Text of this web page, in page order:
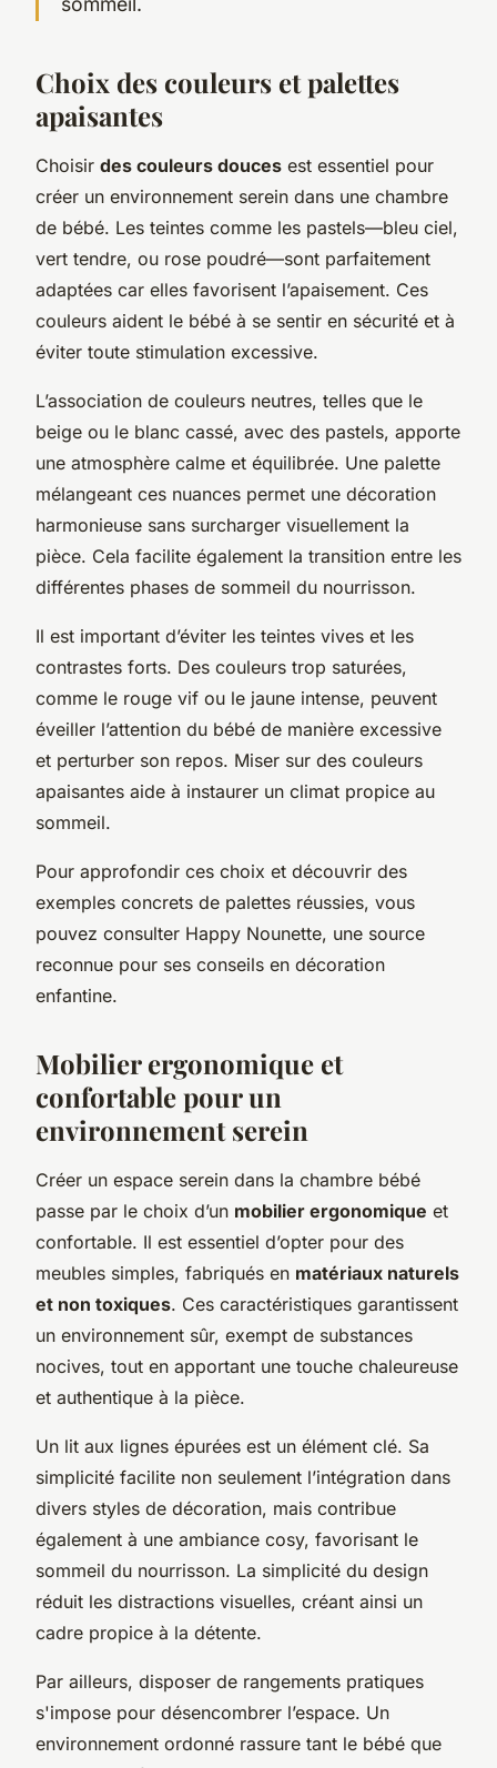
Choix des couleurs et palettes
apaisantes
Choisir des couleurs douces est essentiel pour
créer un environnement serein dans une chambre
de bébé. Les teintes comme les pastels—bleu ciel,
vert tendre, ou rose poudré—sont parfaitement
adaptées car elles favorisent l’apaisement. Ces
couleurs aident le bébé à se sentir en sécurité et à
éviter toute stimulation excessive.
L’association de couleurs neutres, telles que le
beige ou le blanc cassé, avec des pastels, apporte
une atmosphère calme et équilibrée. Une palette
mélangeant ces nuances permet une décoration
harmonieuse sans surcharger visuellement la
pièce. Cela facilite également la transition entre les
différentes phases de sommeil du nourrisson.
Il est important d’éviter les teintes vives et les
contrastes forts. Des couleurs trop saturées,
comme le rouge vif ou le jaune intense, peuvent
éveiller l’attention du bébé de manière excessive
et perturber son repos. Miser sur des couleurs
apaisantes aide à instaurer un climat propice au
sommeil.
Pour approfondir ces choix et découvrir des
exemples concrets de palettes réussies, vous
pouvez consulter Happy Nounette, une source
reconnue pour ses conseils en décoration
enfantine.
Mobilier ergonomique et
confortable pour un
environnement serein
Créer un espace serein dans la chambre bébé
passe par le choix d’un mobilier ergonomique et
confortable. Il est essentiel d’opter pour des
meubles simples, fabriqués en matériaux naturels
et non toxiques. Ces caractéristiques garantissent
un environnement sûr, exempt de substances
nocives, tout en apportant une touche chaleureuse
et authentique à la pièce.
Un lit aux lignes épurées est un élément clé. Sa
simplicité facilite non seulement l’intégration dans
divers styles de décoration, mais contribue
également à une ambiance cosy, favorisant le
sommeil du nourrisson. La simplicité du design
réduit les distractions visuelles, créant ainsi un
cadre propice à la détente.
Par ailleurs, disposer de rangements pratiques
s'impose pour désencombrer l’espace. Un
environnement ordonné rassure tant le bébé que